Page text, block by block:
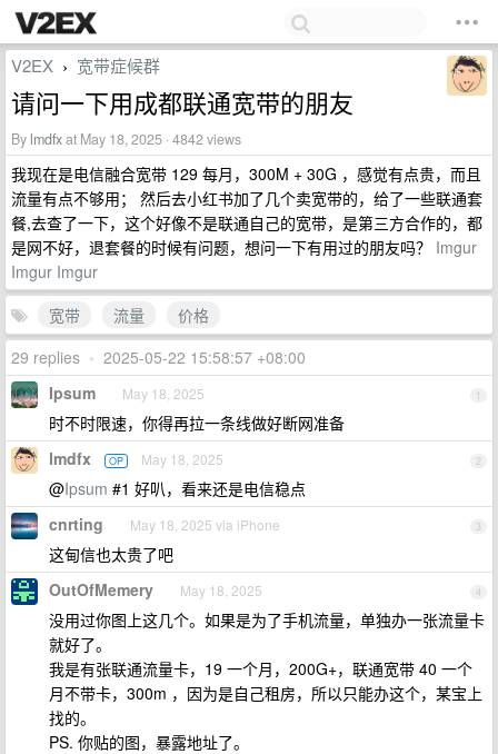
V2EX › 宽带症候群
请问一下用成都联通宽带的朋友
By lmdfxat May 18, 2025 · 4842 views
我现在是电信融合宽带 129 每月，300M + 30G ，感觉有点贵，而且
流量有点不够用； 然后去小红书加了几个卖宽带的，给了一些联通套
餐,去查了一下，这个好像不是联通自己的宽带，是第三方合作的，都
是网不好，退套餐的时候有问题，想问一下有用过的朋友吗？ Imgur
Imgur Imgur
宽带
流量
价格
29 replies • 2025-05-22 15:58:57 +08:00
1
Ipsum May 18, 2025
时不时限速，你得再拉一条线做好断网准备
2
lmdfx OP May 18, 2025
@Ipsum #1 好叭，看来还是电信稳点
3
cnrting May 18, 2025 via iPhone
这甸信也太贵了吧
4
OutOfMemery May 18, 2025
没用过你图上这几个。如果是为了手机流量，单独办一张流量卡
就好了。
我是有张联通流量卡，19 一个月，200G+，联通宽带 40 一个
月不带卡，300m ，因为是自己租房，所以只能办这个，某宝上
找的。
PS. 你贴的图，暴露地址了。